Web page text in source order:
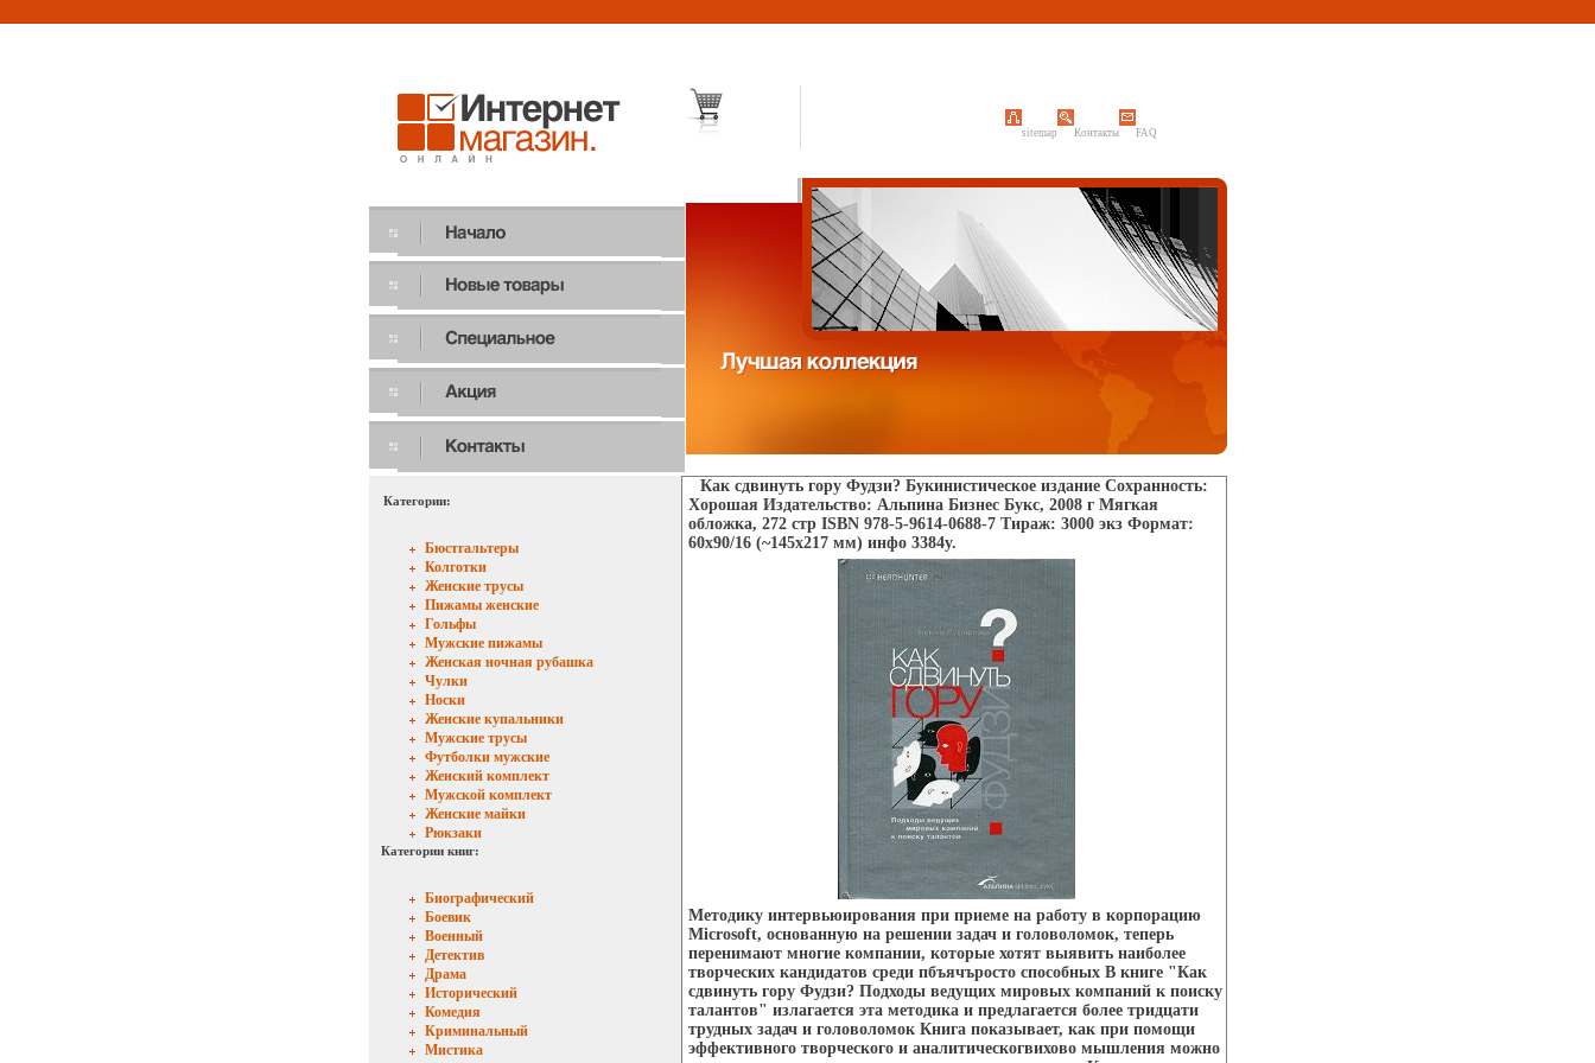
sitemap Контакты FAQ
Категории:
Бюстгальтеры
Колготки
Женские трусы
Пижамы женские
Гольфы
Мужские пижамы
Женская ночная рубашка
Чулки
Носки
Женские купальники
Мужские трусы
Футболки мужские
Женский комплект
Мужской комплект
Женские майки
Рюкзаки
Категории книг:
Биографический
Боевик
Военный
Детектив
Драма
Исторический
Комедия
Криминальный
Мистика
Как сдвинуть гору Фудзи? Букинистическое издание Сохранность:
Хорошая Издательство: Альпина Бизнес Букс, 2008 г Мягкая
обложка, 272 стр ISBN 978-5-9614-0688-7 Тираж: 3000 экз Формат:
60x90/16 (~145х217 мм) инфо 3384y.
Методику интервьюирования при приеме на работу в корпорацию
Microsoft, основанную на решении задач и головоломок, теперь
перенимают многие компании, которые хотят выявить наиболее
творческих кандидатов среди пбъячъросто способных В книге "Как
сдвинуть гору Фудзи? Подходы ведущих мировых компаний к поиску
талантов" излагается эта методика и предлагается более тридцати
трудных задач и головоломок Книга показывает, как при помощи
эффективного творческого и аналитическогвихово мышления можно